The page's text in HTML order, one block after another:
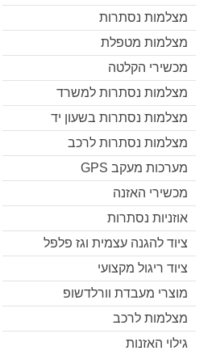
מצלמות נסתרות
מצלמות מטפלת
מכשירי הקלטה
מצלמות נסתרות למשרד
מצלמות נסתרות בשעון יד
מצלמות נסתרות לרכב
מערכות מעקב GPS
מכשירי האזנה
אוזניות נסתרות
ציוד להגנה עצמית וגז פלפל
ציוד ריגול מקצועי
מוצרי מעבדת וורלדשופ
מצלמות לרכב
גילוי האזנות